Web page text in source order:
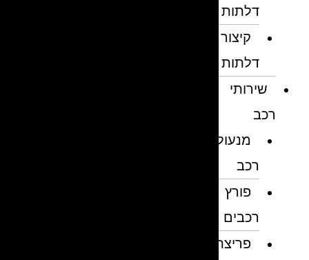
דלתות
קיצור
דלתות
שירותי
מנעולן
פורץ
רכבים
פריצת